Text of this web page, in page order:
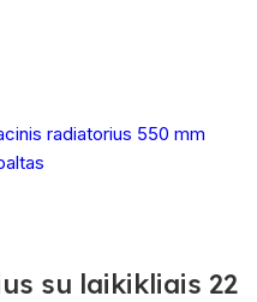
su laikikliais 22